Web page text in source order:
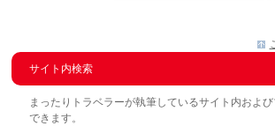
サイト内検索
まったりトラベラーが執筆しているサイト内およ
できます。